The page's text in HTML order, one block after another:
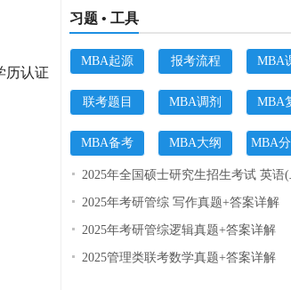
历认证
习题 • 工具
MBA起源 报考流程 MBA
联考题目 MBA调剂 MBA
MBA备考 MBA大纲 MBA
2025年全国硕士研究生招生考试 英语
2025年考研管综 写作真题+答案详解
2025年考研管综逻辑真题+答案详解
2025管理类联考数学真题+答案详解